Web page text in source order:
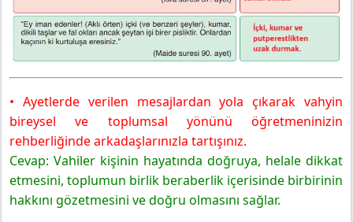
• Ayetlerde verilen mesajlardan yola çıkarak vahyin
bireysel ve toplumsal yönünü öğretmeninizin
rehberliğinde arkadaşlarınızla tartışınız.
Cevap: Vahiler kişinin hayatında doğruya, helale dikkat
etmesini, toplumun birlik beraberlik içerisinde birbirinin
hakkını gözetmesini ve doğru olmasını sağlar.